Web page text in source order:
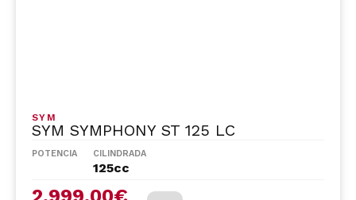
SYM
SYM SYMPHONY ST 125 LC
POTENCIA CILINDRADA
125cc